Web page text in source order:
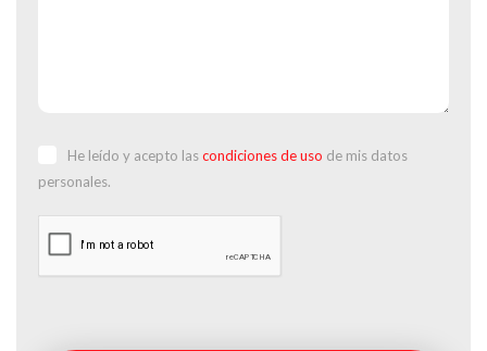
He leído y acepto lascondiciones de uso de mis datos
personales.